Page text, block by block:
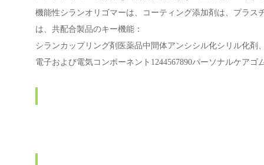
機能性シランオリゴマーは、コーティング添加剤は、プラス
は、共配合製品のキー機能：
シランカップリング剤医薬品中間体アンシシル化シリル化剤
電子および電気コンポーネント1244567890パーソナルケア